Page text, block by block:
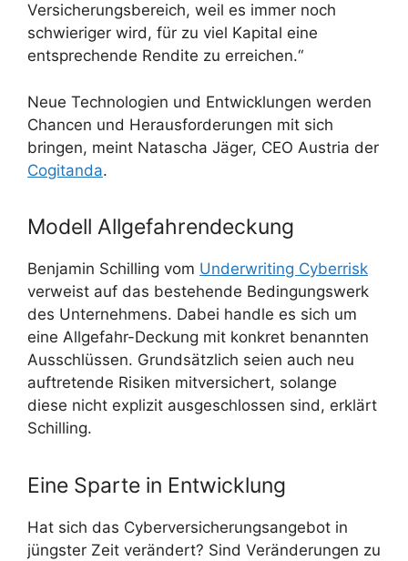
Versicherungsbereich, weil es immer noch
schwieriger wird, für zu viel Kapital eine
entsprechende Rendite zu erreichen.“
Neue Technologien und Entwicklungen werden
Chancen und Herausforderungen mit sich
bringen, meint Natascha Jäger, CEO Austria der
Cogitanda.
Modell Allgefahrendeckung
Benjamin Schilling vom Underwriting Cyberrisk
verweist auf das bestehende Bedingungswerk
des Unternehmens. Dabei handle es sich um
eine Allgefahr-Deckung mit konkret benannten
Ausschlüssen. Grundsätzlich seien auch neu
auftretende Risiken mitversichert, solange
diese nicht explizit ausgeschlossen sind, erklärt
Schilling.
Eine Sparte in Entwicklung
Hat sich das Cyberversicherungsangebot in
jüngster Zeit verändert? Sind Veränderungen zu